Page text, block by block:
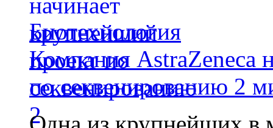
Биотехнология
Компания AstraZeneca
по секвенированию 2